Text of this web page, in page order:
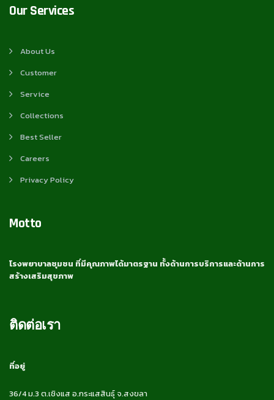
Our Services
About Us
Customer
Service
Collections
Best Seller
Careers
Privacy Policy
Motto
โรงพยาบาลชุมชน ที่มีคุณภาพได้มาตรฐาน ทั้งด้านการบริการและด้านการ
สร้างเสริมสุขภาพ
ติดต่อเรา
ที่อยู่
36/4 ม.3 ต.เชิงแส อ.กระแสสินธุ์ จ.สงขลา